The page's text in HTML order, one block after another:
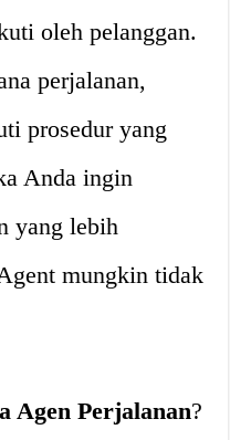
oleh pelanggan.
perjalanan,
prosedur yang
Anda ingin
yang lebih
mungkin tidak
Agen Perjalanan?